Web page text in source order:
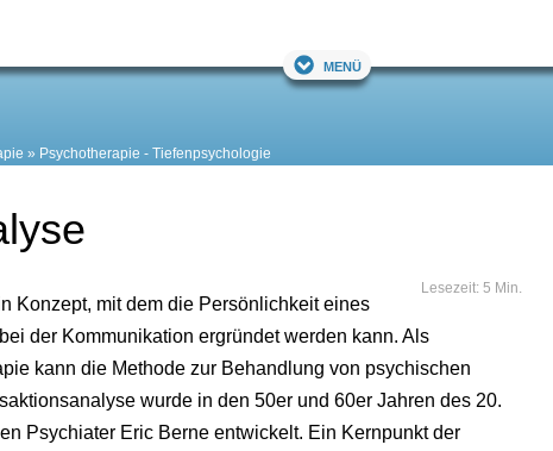
Menü
Psychotherapie - Tiefenpsychologie
Lesezeit: 5 Min.
Konzept, mit dem die Persönlichkeit eines
der Kommunikation ergründet werden kann. Als
kann die Methode zur Behandlung von psychischen
wurde in den 50er und 60er Jahren des 20.
Psychiater Eric Berne entwickelt. Ein Kernpunkt der